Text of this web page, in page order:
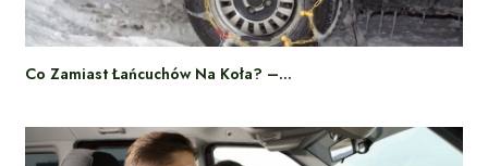
Co Zamiast Łańcuchów Na Koła? –…